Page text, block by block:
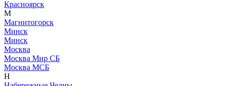
Красноярск
М
Магнитогорск
Минск
Минск
Москва
Москва Мир СБ
Москва МСБ
Н